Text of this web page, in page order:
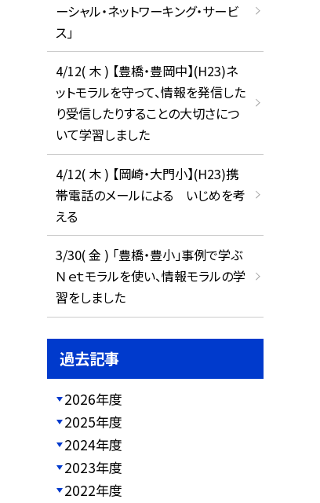
ーシャル・ネットワーキング・サービ
ス」
4/12( 木 ) 【豊橋・豊岡中】(H23)ネ
ットモラルを守って、情報を発信した
り受信したりすることの大切さにつ
いて学習しました
4/12( 木 ) 【岡崎・大門小】(H23)携
帯電話のメールによる いじめを考
える
3/30( 金 ) 「豊橋・豊小」事例で学ぶ
Ｎｅｔモラルを使い、情報モラルの学
習をしました
過去記事
2026年度
2025年度
2024年度
2023年度
2022年度